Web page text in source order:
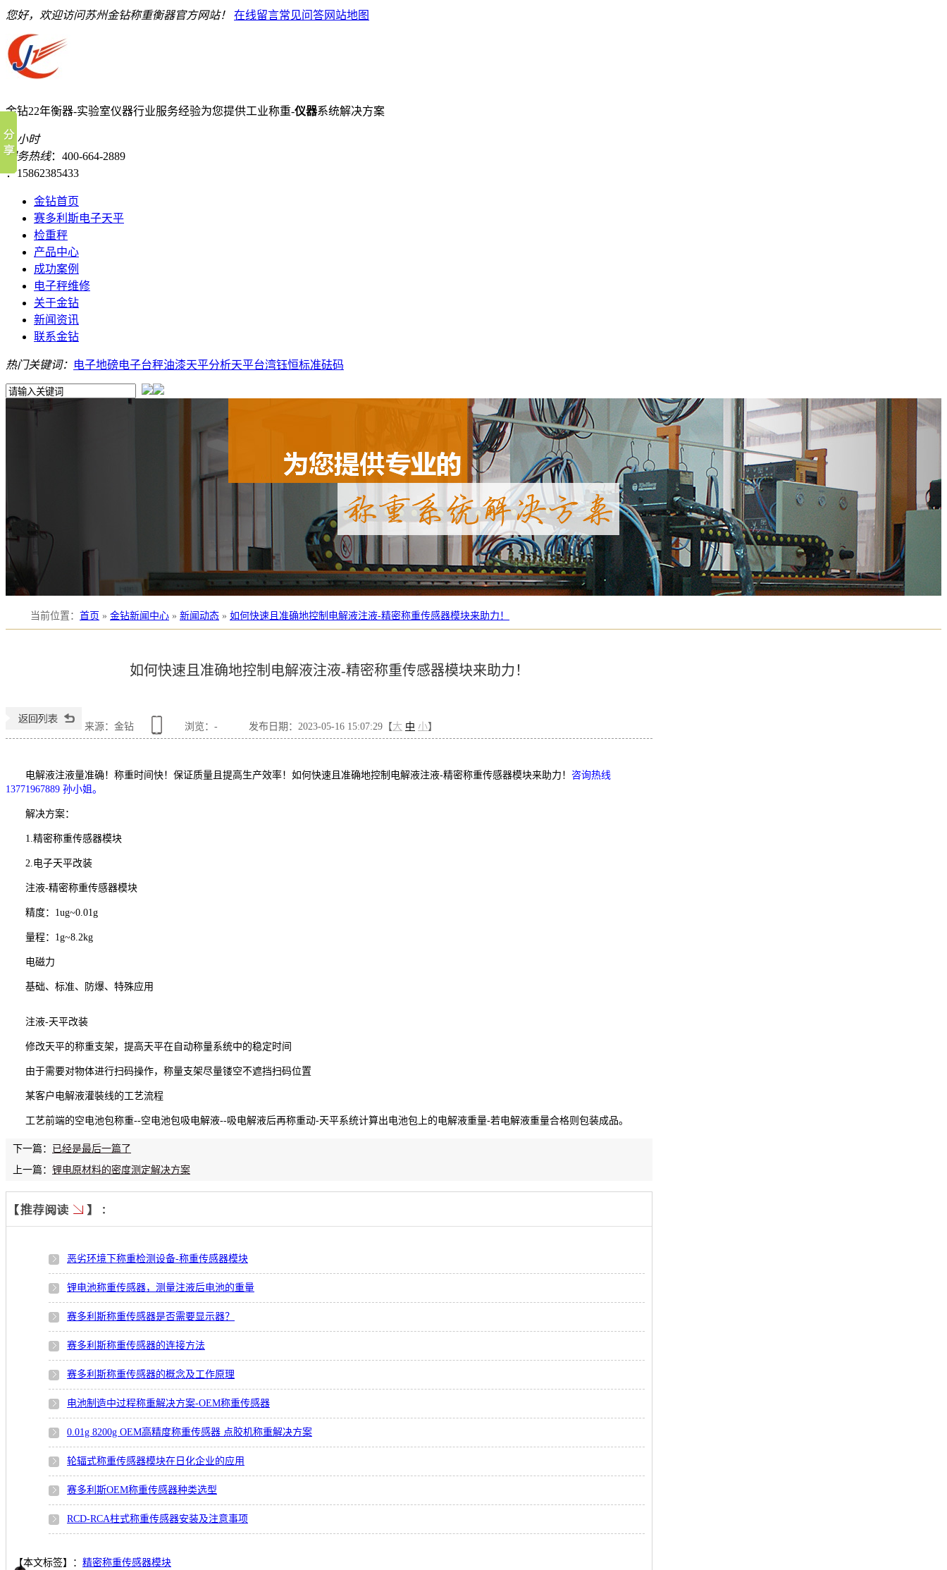
您好，欢迎访问苏州金钻称重衡器官方网站！ 在线留言常见问答网站地图
金钻22年衡器-实验室仪器行业服务经验为您提供工业称重-仪器系统解决方案
24小时
服务热线：400-664-2889
：15862385433
金钻首页
赛多利斯电子天平
检重秤
产品中心
成功案例
电子秤维修
关于金钻
新闻资讯
联系金钻
热门关键词： 电子地磅电子台秤油漆天平分析天平台湾钰恒标准砝码
当前位置 ： 首页 » 金钻新闻中心 » 新闻动态 » 如何快速且准确地控制电解液注液-精密称重传感器模块来助力！
如何快速且准确地控制电解液注液-精密称重传感器模块来助力！
来源：金钻 浏览： - 发布日期：2023-05-16 15:07:29【大 中 小】
电解液注液量准确！称重时间快！保证质量且提高生产效率！如何快速且准确地控制电解液注液-精密称重传感器模块来助力！ 咨询热线
13771967889 孙小姐。
解决方案：
1.精密称重传感器模块
2.电子天平改装
注液-精密称重传感器模块
精度：1ug~0.01g
量程：1g~8.2kg
电磁力
基础、标准、防爆、特殊应用
注液-天平改装
修改天平的称重支架，提高天平在自动称量系统中的稳定时间
由于需要对物体进行扫码操作，称量支架尽量镂空不遮挡扫码位置
某客户电解液灌裝线的工艺流程
工艺前端的空电池包称重--空电池包吸电解液--吸电解液后再称重动-天平系统计算出电池包上的电解液重量-若电解液重量合格则包装成品。
下一篇：
已经是最后一篇了
上一篇： 锂电原材料的密度测定解决方案
恶劣环境下称重检测设备-称重传感器模块
锂电池称重传感器，测量注液后电池的重量
赛多利斯称重传感器是否需要显示器？
赛多利斯称重传感器的连接方法
赛多利斯称重传感器的概念及工作原理
电池制造中过程称重解决方案-OEM称重传感器
0.01g 8200g OEM高精度称重传感器 点胶机称重解决方案
轮辐式称重传感器模块在日化企业的应用
赛多利斯OEM称重传感器种类选型
RCD-RCA柱式称重传感器安装及注意事项
【本文标签】： 精密称重传感器模块